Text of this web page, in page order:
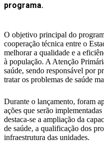
programa.
O objetivo principal do
cooperação técnica entre o
melhorar a qualidade e a
à população. A Atenção
saúde, sendo responsável por
tratar os problemas de saúde
Durante o lançamento, foram
ações que serão
destaca-se a ampliação da
de saúde, a qualificação dos
infraestrutura das unidades.